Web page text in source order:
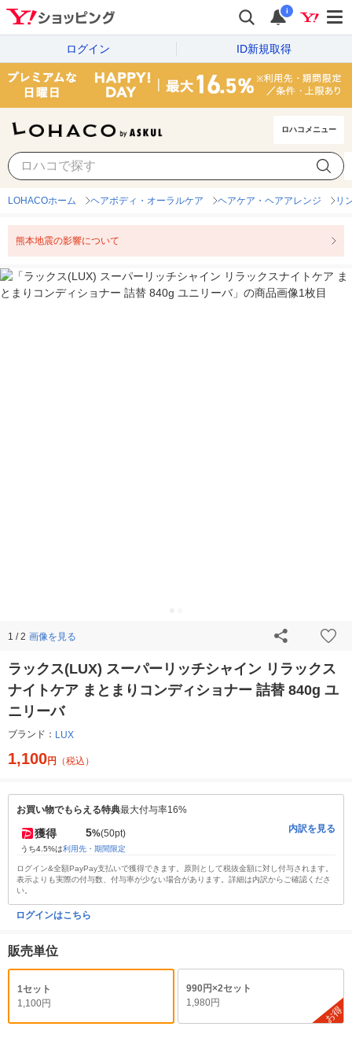
i
ログイン ID新規取得
ロハコメニュー
LOHACOホーム ヘアボディ・オーラルケア ヘアケア・ヘアアレンジ リ
熊本地震の影響について
1 / 2 画像を見る
ラックス(LUX) スーパーリッチシャイン リラックス
ナイトケア まとまりコンディショナー 詰替 840g ユ
ニリーバ
ブランド： LUX
1,100円 （税込）
お買い物でもらえる特典最大付与率16%
獲得 5%(50pt)
うち4.5%は利用先・期間限定
内訳を見る
ログイン&全額PayPay支払いで獲得できます。原則として税抜金額に対し付与されます。
表示よりも実際の付与数、付与率が少ない場合があります。詳細は内訳からご確認くださ
い。
ログインはこちら
販売単位
1セット
1,100円
990円×2セット
1,980円
お得